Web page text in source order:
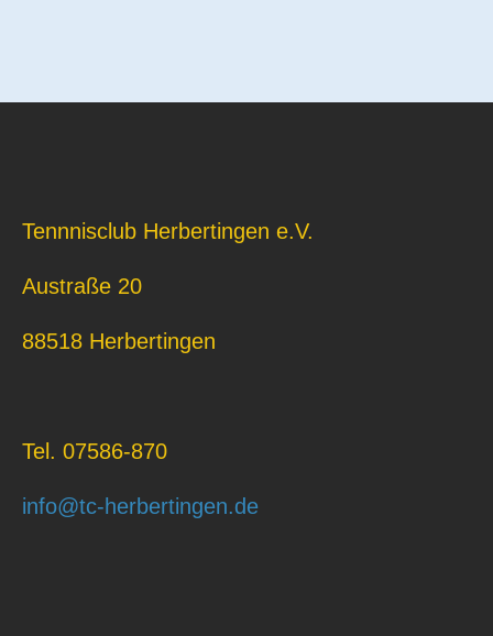
Tennnisclub Herbertingen e.V.
Austraße 20
88518 Herbertingen
Tel. 07586-870
info@tc-herbertingen.de